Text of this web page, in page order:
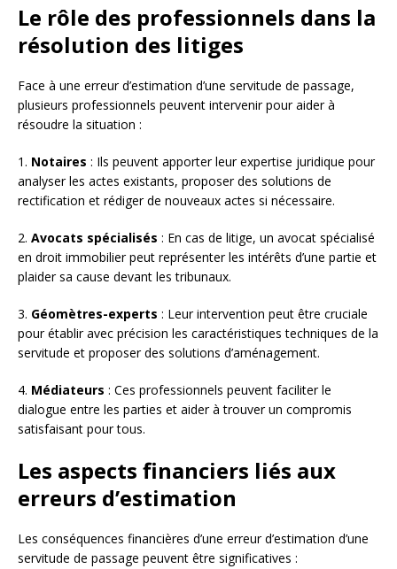
Le rôle des professionnels dans la
résolution des litiges
Face à une erreur d’estimation d’une servitude de passage,
plusieurs professionnels peuvent intervenir pour aider à
résoudre la situation :
1. Notaires : Ils peuvent apporter leur expertise juridique pour
analyser les actes existants, proposer des solutions de
rectification et rédiger de nouveaux actes si nécessaire.
2. Avocats spécialisés : En cas de litige, un avocat spécialisé
en droit immobilier peut représenter les intérêts d’une partie et
plaider sa cause devant les tribunaux.
3. Géomètres-experts : Leur intervention peut être cruciale
pour établir avec précision les caractéristiques techniques de la
servitude et proposer des solutions d’aménagement.
4. Médiateurs : Ces professionnels peuvent faciliter le
dialogue entre les parties et aider à trouver un compromis
satisfaisant pour tous.
Les aspects financiers liés aux
erreurs d’estimation
Les conséquences financières d’une erreur d’estimation d’une
servitude de passage peuvent être significatives :